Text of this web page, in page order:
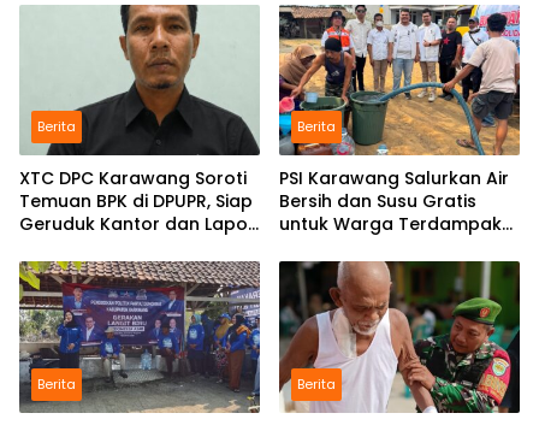
Berita
XTC DPC Karawang Soroti
Temuan BPK di DPUPR, Siap
Geruduk Kantor dan Lapor
Berita
PSI Karawang Salurkan Air
Bersih dan Susu Gratis
untuk Warga Terdampak
Selatan
Berita Berita